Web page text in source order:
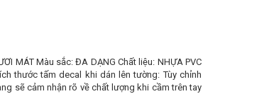
MÁT Màu sắc: ĐA DẠNG Chất liệu: NHỰA PVC
thước tấm decal khi dán lên tường: Tùy chỉnh
sẽ cảm nhận rõ về chất lượng khi cầm trên tay